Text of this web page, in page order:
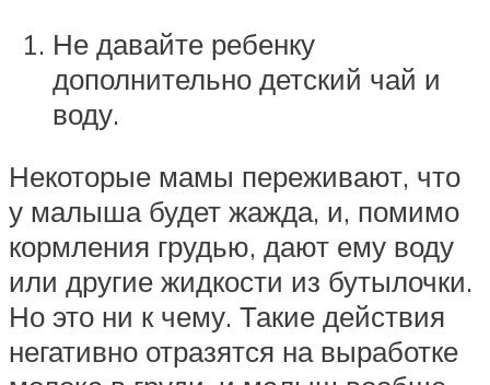
Не давайте ребенку
дополнительно детский чай и
воду.
Некоторые мамы переживают, что
у малыша будет жажда, и, помимо
кормления грудью, дают ему воду
или другие жидкости из бутылочки.
Но это ни к чему. Такие действия
негативно отразятся на выработке